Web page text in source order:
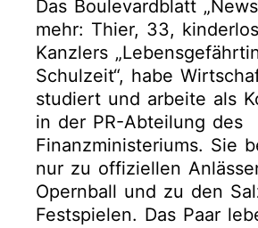
Das Boulevardblatt
mehr: Thier, 33,
Kanzlers
Schulzeit“, habe
studiert und arbeite als
in der PR-Abteilung des
Finanzministeriums. Sie
nur zu offiziellen
Opernball und zu den
Festspielen. Das Paar